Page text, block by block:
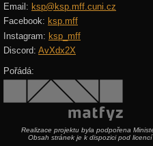
Email: ksp@ksp.mff.cuni.cz
Facebook: ksp.mff
Instagram: ksp_mff
Discord: AvXdx2X
Pořádá:
Realizace projektu byla podpořena
Obsah stránek je k dispozici pod